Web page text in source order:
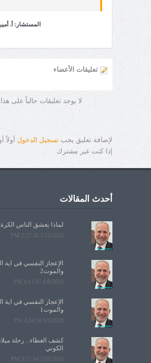
المستشار: أ.
تعليقات الأعضاء
لا يوجد تعليقات حالياً على
لإضافة تعليق يجب تسجيل الدخول أولاً
إذا كنت غير مشترك
أحدث المقالات
لماذا يعشق الناس
7/13/2026 2:27:26 PM
الإعجاز النفسي في آية
والموت2
6/8/2026 6:11:07 PM
الإعجاز النفسي في آية
والموت1
6/6/2026 4:24:58 PM
كشف الغطاء... رحلة
الكوني
5/10/2026 3:17:54 PM